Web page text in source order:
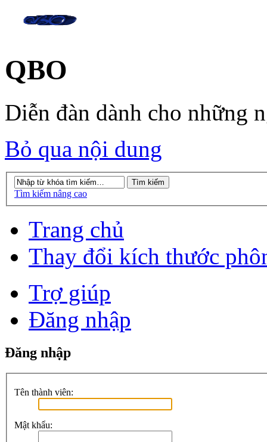
QBO
Diễn đàn dành cho những
Bỏ qua nội dung
Tìm kiếm nâng cao
Trang chủ
Thay đổi kích thước
Trợ giúp
Đăng nhập
Đăng nhập
Tên thành viên:
Mật khẩu: